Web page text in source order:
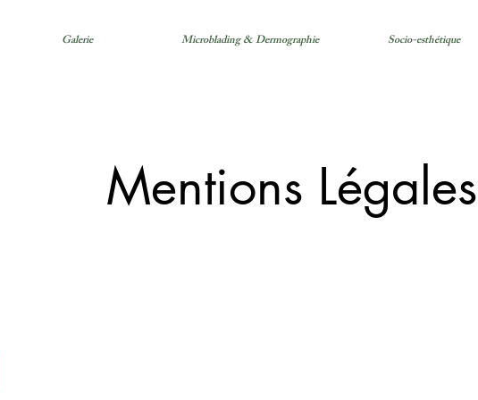
Galerie Microblading & Dermographie Socio-esthétique
Mentions Légales